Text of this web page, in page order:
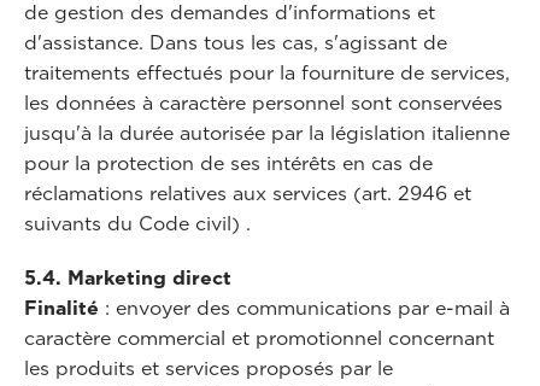
de gestion des demandes d'informations et
d'assistance. Dans tous les cas, s'agissant de
traitements effectués pour la fourniture de services,
les données à caractère personnel sont conservées
jusqu'à la durée autorisée par la législation italienne
pour la protection de ses intérêts en cas de
réclamations relatives aux services (art. 2946 et
suivants du Code civil) .
5.4. Marketing direct
Finalité : envoyer des communications par e-mail à
caractère commercial et promotionnel concernant
les produits et services proposés par le